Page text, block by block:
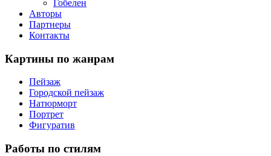
Гобелен
Авторы
Партнеры
Контакты
Картины по жанрам
Пейзаж
Городской пейзаж
Натюрморт
Портрет
Фигуратив
Работы по стилям